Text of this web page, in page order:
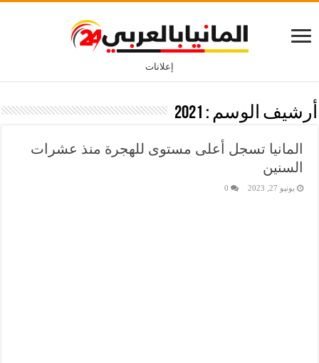
إعلانات
أرشيف الوسم : 2021
المانيا تسجل أعلى مستوى للهجرة منذ عشرات
السنين
يونيو 27, 2023 0